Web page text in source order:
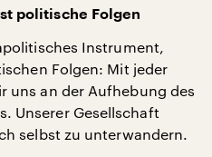
politische Folgen
Instrument,
Folgen: Mit jeder
uns an der Aufhebung des
Unserer Gesellschaft
selbst zu unterwandern.